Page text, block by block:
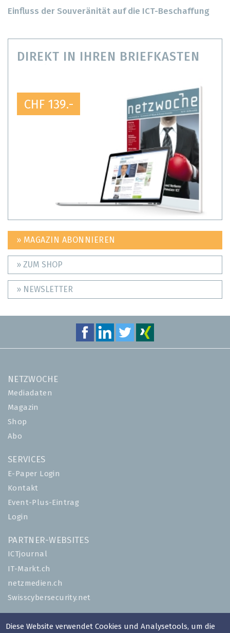
Einfluss der Souveränität auf die ICT-Beschaffung
DIREKT IN IHREN BRIEFKASTEN
CHF 139.-
» MAGAZIN ABONNIEREN
» ZUM SHOP
» NEWSLETTER
NETZWOCHE
Mediadaten
Magazin
Shop
Abo
SERVICES
E-Paper Login
Kontakt
Event-Plus-Eintrag
Login
PARTNER-WEBSITES
ICTjournal
IT-Markt.ch
netzmedien.ch
Swisscybersecurity.net
© NETZMEDIEN AG 2026
Diese Website verwendet Cookies und Analysetools, um die